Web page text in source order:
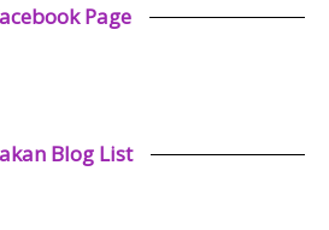
Page
Blog List